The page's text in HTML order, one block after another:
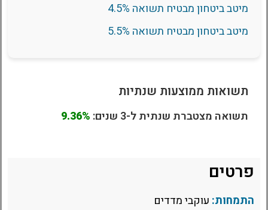
מיטב ביטחון מבטיח תשואה 4.5%
מיטב ביטחון מבטיח תשואה 5.5%
תשואות ממוצעות שנתיות
תשואה מצטברת שנתית ל-3 שנים: 9.36%
פרטים
התמחות: עוקבי מדדים